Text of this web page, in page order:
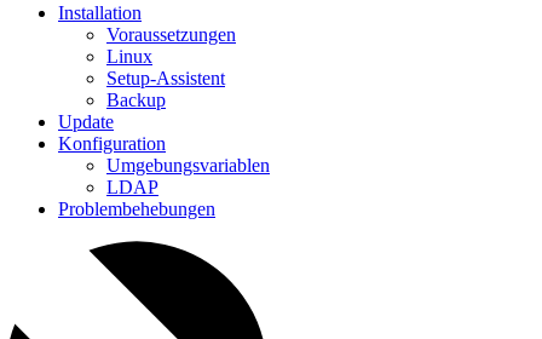
Installation
Voraussetzungen
Linux
Setup-Assistent
Backup
Update
Konfiguration
Umgebungsvariablen
LDAP
Problembehebungen